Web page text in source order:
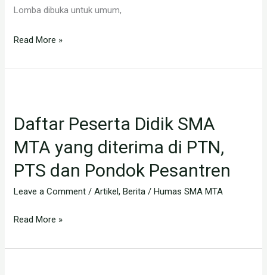
Lomba dibuka untuk umum,
Read More »
Daftar Peserta Didik SMA
MTA yang diterima di PTN,
PTS dan Pondok Pesantren
Leave a Comment /Artikel,Berita /Humas SMA MTA
Didik
MTA
yang
diterima
PTN,
dan
Read More »